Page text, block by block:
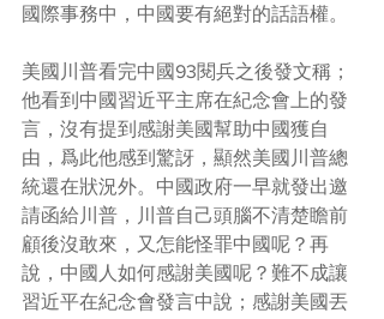
國際事務中，中國要有絕對的話語權。
美國川普看完中國93閱兵之後發文稱；
他看到中國習近平主席在紀念會上的發
言，沒有提到感謝美國幫助中國獲自
由，爲此他感到驚訝，顯然美國川普總
統還在狀況外。中國政府一早就發出邀
請函給川普，川普自己頭腦不清楚瞻前
顧後沒敢來，又怎能怪罪中國呢？再
說，中國人如何感謝美國呢？難不成讓
習近平在紀念會發言中說；感謝美國丟